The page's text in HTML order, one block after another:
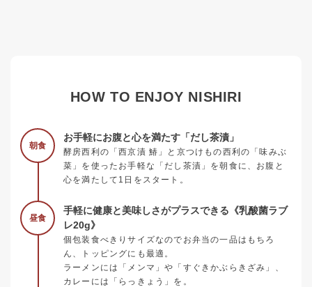
HOW TO ENJOY NISHIRI
朝食
お手軽にお腹と心を満たす「だし茶漬」
酵房西利の「西京漬 鰆」と京つけもの西利の「味みぶ
菜」を使ったお手軽な「だし茶漬」を朝食に、お腹と
心を満たして1日をスタート。
昼食
手軽に健康と美味しさがプラスできる《乳酸菌ラブ
レ20g》
個包装食べきりサイズなのでお弁当の一品はもちろ
ん、トッピングにも最適。
ラーメンには「メンマ」や「すぐきかぶらきざみ」、
カレーには「らっきょう」を。